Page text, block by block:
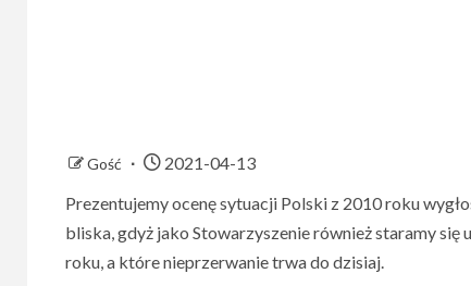
Gość
2021-04-13
Prezentujemy ocenę sytuacji Polski z 2010 roku
bliska, gdyż jako Stowarzyszenie również staramy się
roku, a które nieprzerwanie trwa do dzisiaj.